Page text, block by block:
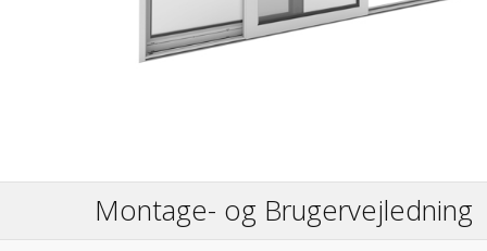
Montage- og Brugervejledning